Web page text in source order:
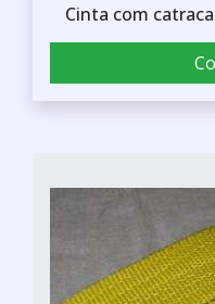
Cinta com